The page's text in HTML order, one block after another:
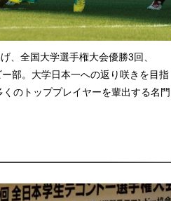
、全国大学選手権大会優勝3回、
部。大学日本一への返り咲きを目指
のトッププレイヤーを輩出する名門